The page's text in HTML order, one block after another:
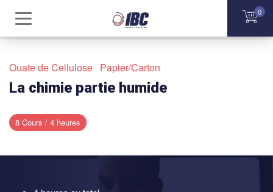
Ouate de Cellulose Papier/Carton
La chimie partie humide
8 Cours / 4 heures
COURS E-LEARNING
PAPIER/CARTON
PARCOURS DE FORMATION
0